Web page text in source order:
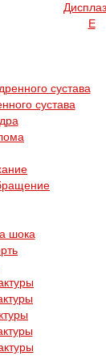
Е
сустава
сустава
шока